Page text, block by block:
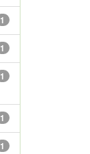
1
1
1
1
1